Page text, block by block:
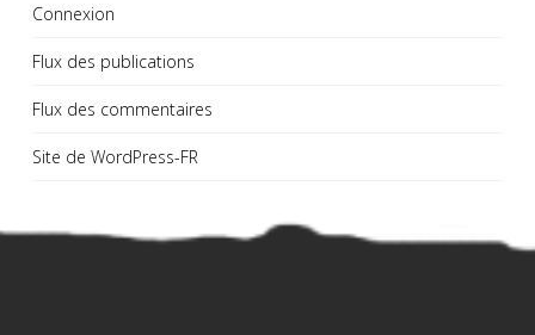
Connexion
Flux des publications
Flux des commentaires
Site de WordPress-FR